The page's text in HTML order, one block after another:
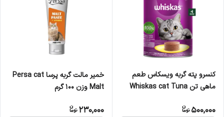
کنسرو پته گربه ویسکاس طعم
ماهی تن Whiskas cat Tuna
500,000
خمیر مالت گربه پرسا Persa cat
Malt وزن ۱۰۰ گرم
230,000